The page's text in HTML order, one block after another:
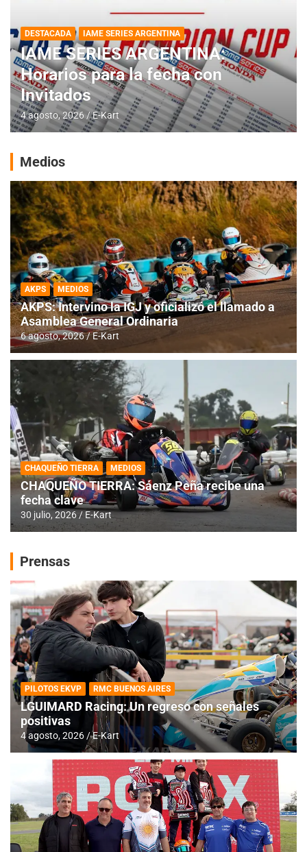
DESTACADA IAME SERIES ARGENTINA
IAME SERIES ARGENTINA:
Horarios para la fecha con
Invitados
4 agosto, 2026 E-Kart
Medios
AKPS MEDIOS
AKPS: Intervino la IGJ y oficializó el llamado a
Asamblea General Ordinaria
6 agosto, 2026 E-Kart
CHAQUEÑO TIERRA MEDIOS
CHAQUEÑO TIERRA: Sáenz Peña recibe una
fecha clave
30 julio, 2026 E-Kart
Prensas
PILOTOS EKVP RMC BUENOS AIRES
LGUIMARD Racing: Un regreso con señales
positivas
4 agosto, 2026 E-Kart